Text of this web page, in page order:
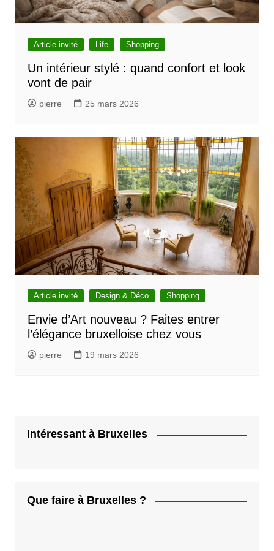
Article invité Life Shopping
Un intérieur stylé : quand confort et look
vont de pair
pierre 25 mars 2026
Article invité Design & Déco Shopping
Envie d’Art nouveau ? Faites entrer
l’élégance bruxelloise chez vous
pierre 19 mars 2026
Intéressant à Bruxelles
Que faire à Bruxelles ?